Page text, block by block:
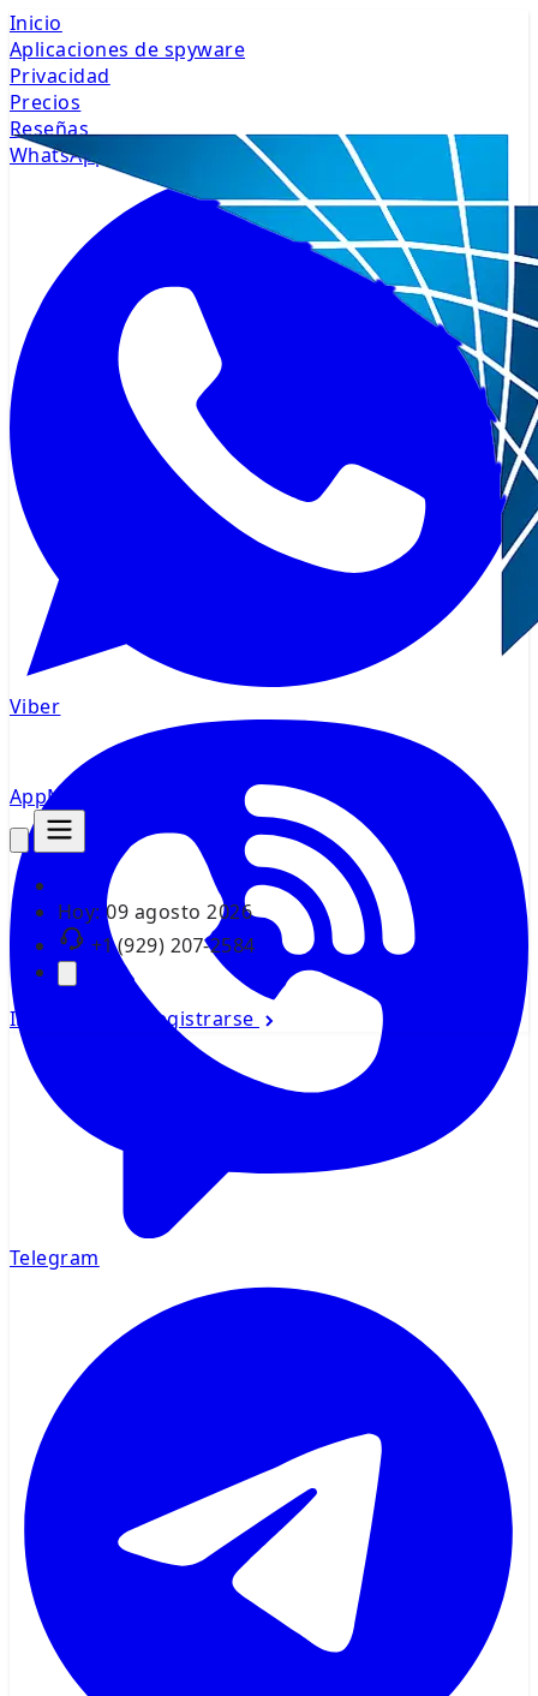
AppMsr
Hoy: 09 agosto 2026
+1 (929) 207-2584
Iniciar sesión Registrarse
Inicio
Aplicaciones de spyware
Privacidad
Precios
Reseñas
WhatsApp
Viber
Telegram